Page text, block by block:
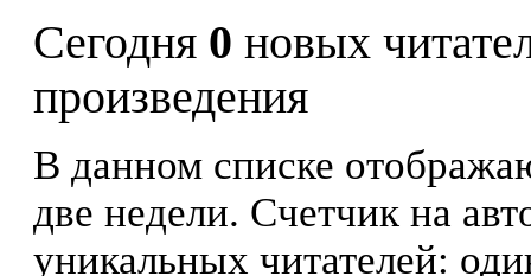
Сегодня 0 новых
произведения
В данном списке
две недели. Счетчик на
уникальных читателей: